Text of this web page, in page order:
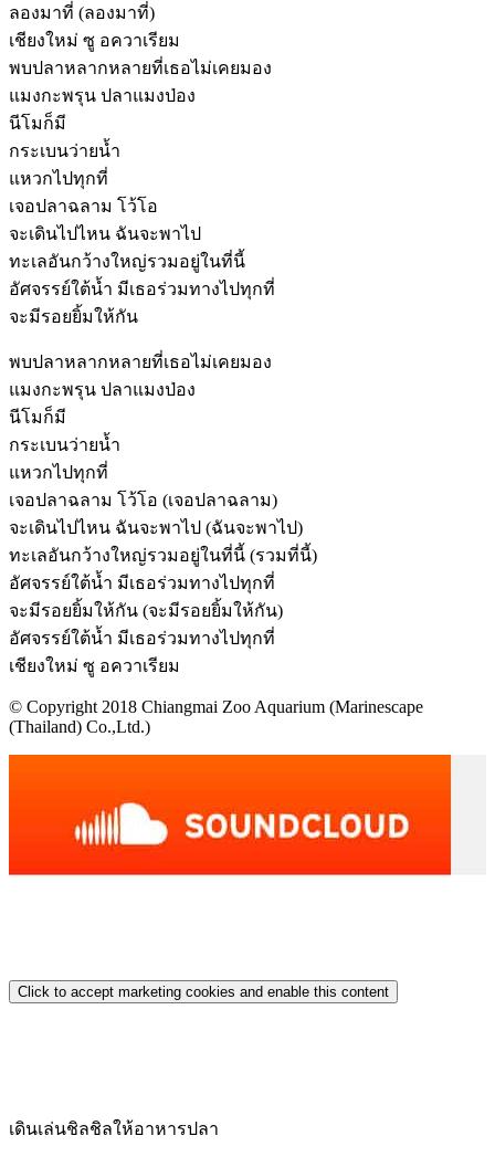
ลองมาที่ (ลองมาที่)
เชียงใหม่ ซู อควาเรียม
พบปลาหลากหลายที่เธอไม่เคยมอง
แมงกะพรุน ปลาแมงป่อง
นีโมก็มี
กระเบนว่ายน้ำ
แหวกไปทุกที่
เจอปลาฉลาม โว้โอ
จะเดินไปไหน ฉันจะพาไป
ทะเลอันกว้างใหญ่รวมอยู่ในที่นี้
อัศจรรย์ใต้น้ำ มีเธอร่วมทางไปทุกที่
จะมีรอยยิ้มให้กัน
พบปลาหลากหลายที่เธอไม่เคยมอง
แมงกะพรุน ปลาแมงป่อง
นีโมก็มี
กระเบนว่ายน้ำ
แหวกไปทุกที่
เจอปลาฉลาม โว้โอ (เจอปลาฉลาม)
จะเดินไปไหน ฉันจะพาไป (ฉันจะพาไป)
ทะเลอันกว้างใหญ่รวมอยู่ในที่นี้ (รวมที่นี้)
อัศจรรย์ใต้น้ำ มีเธอร่วมทางไปทุกที่
จะมีรอยยิ้มให้กัน (จะมีรอยยิ้มให้กัน)
อัศจรรย์ใต้น้ำ มีเธอร่วมทางไปทุกที่
เชียงใหม่ ซู อควาเรียม
© Copyright 2018 Chiangmai Zoo Aquarium (Marinescape
(Thailand) Co.,Ltd.)
Click to accept marketing cookies and enable this content
เดินเล่นชิลชิลให้อาหารปลา